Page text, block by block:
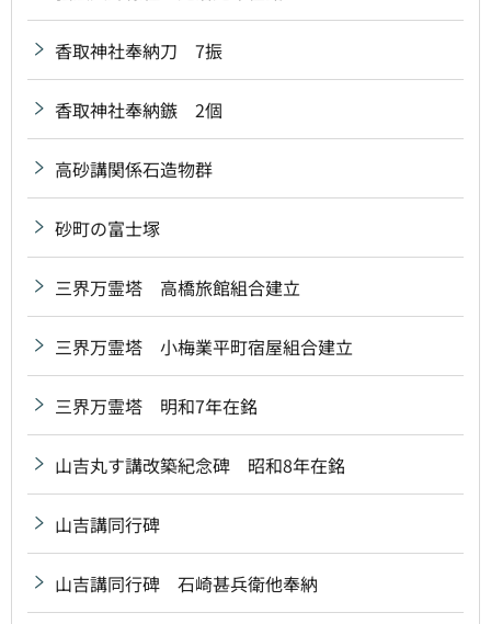
香取神社奉納刀 7振
香取神社奉納鏃 2個
高砂講関係石造物群
砂町の富士塚
三界万霊塔 高橋旅館組合建立
三界万霊塔 小梅業平町宿屋組合建立
三界万霊塔 明和7年在銘
山吉丸す講改築紀念碑 昭和8年在銘
山吉講同行碑
山吉講同行碑 石崎甚兵衛他奉納